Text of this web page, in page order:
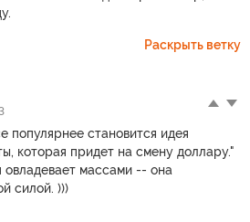
Раскрыть ветку
популярнее становится идея
которая придет на смену доллару."
овладевает массами -- она
силой. )))